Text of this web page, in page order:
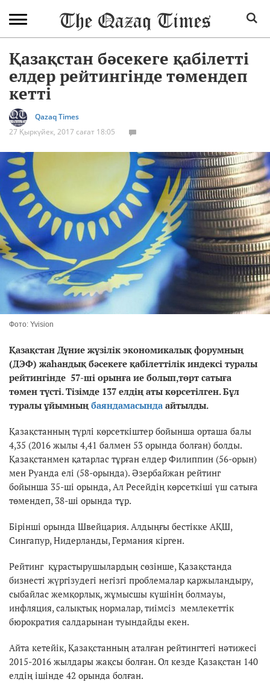
Қазақстан бәсекеге қабілетті
елдер рейтингінде төмендеп
кетті
Qazaq Times
27 Қыркүйек, 2017 сағат 18:05
Фото: Yvision
Қазақстан Дүние жүзілік экономикалық форумның
(ДЭФ) жаһандық бәсекеге қабілеттілік индексі туралы
рейтингінде 57-ші орынға ие болып,төрт сатыға
төмен түсті. Тізімде 137 елдің аты көрсетілген. Бұл
туралы ұйымның баяндамасындаайтылды.
Қазақстанның түрлі көрсеткіштер бойынша орташа балы
4,35 (2016 жылы 4,41 балмен 53 орында болған) болды.
Қазақстанмен қатарлас тұрған елдер Филиппин (56-орын)
мен Руанда елі (58-орында). Әзербайжан рейтинг
бойынша 35-ші орында, Ал Ресейдің көрсеткіші үш сатыға
төмендеп, 38-ші орында тұр.
Бірінші орында Швейцария. Алдыңғы бестікке АҚШ,
Сингапур, Нидерланды, Германия кірген.
Рейтинг құрастырушылардың сөзінше, Қазақстанда
бизнесті жүргізудегі негізгі проблемалар қаржыландыру,
сыбайлас жемқорлық, жұмысшы күшінің болмауы,
инфляция, салықтық нормалар, тиімсіз мемлекеттік
бюрократия салдарынан туындайды екен.
Айта кетейік, Қазақстанның аталған рейтингтегі нәтижесі
2015-2016 жылдары жақсы болған. Ол кезде Қазақстан 140
елдің ішінде 42 орында болған.